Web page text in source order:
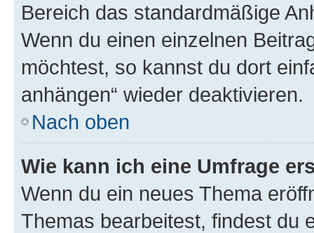
Bereich das standardmäßige
Wenn du einen einzelnen
möchtest, so kannst du dort
anhängen“ wieder deaktivieren.
Nach oben
Wie kann ich eine Umfrage
Wenn du ein neues Thema
Themas bearbeitest, findest du